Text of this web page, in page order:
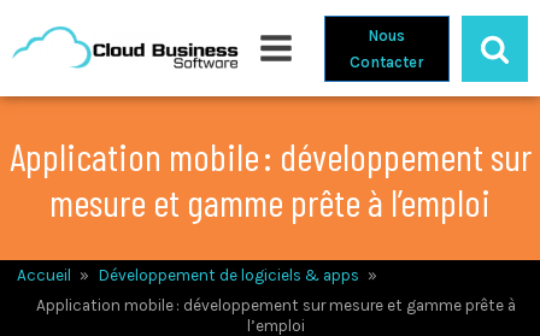
Nous
Contacter
Application mobile : développement sur
mesure et gamme prête à l’emploi
Accueil » Développement de logiciels & apps »
Application mobile : développement sur mesure et gamme prête à
l’emploi